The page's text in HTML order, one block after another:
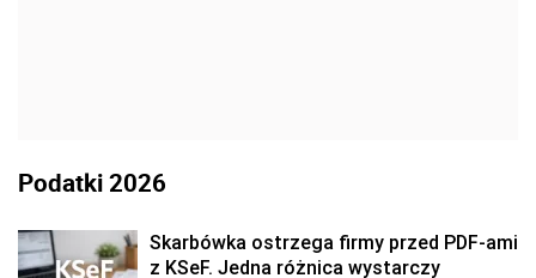
Podatki 2026
Skarbówka ostrzega firmy przed PDF-ami
z KSeF. Jedna różnica wystarczy